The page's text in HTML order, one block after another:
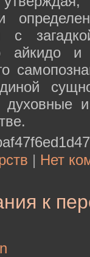
с
айкидо
духовные
| Нет
к